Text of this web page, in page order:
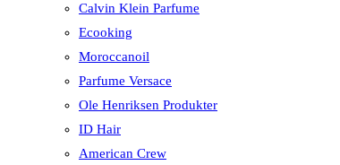
Calvin Klein Parfume
Ecooking
Moroccanoil
Parfume Versace
Ole Henriksen Produkter
ID Hair
American Crew